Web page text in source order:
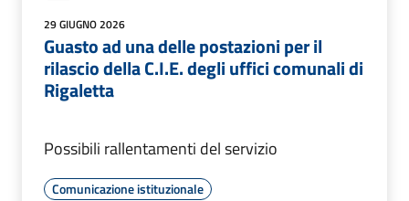
29 GIUGNO 2026
Guasto ad una delle postazioni per il
rilascio della C.I.E. degli uffici comunali di
Rigaletta
Possibili rallentamenti del servizio
Comunicazione istituzionale